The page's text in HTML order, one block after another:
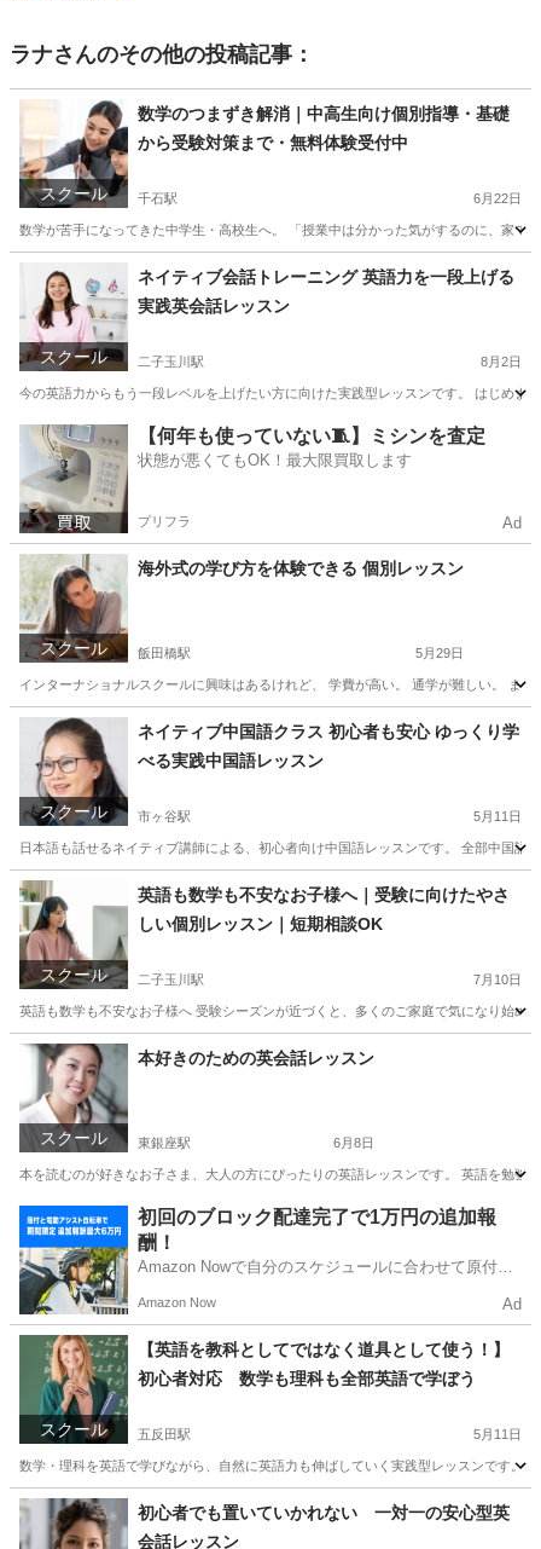
ラナさんのその他の投稿記事：
スクール
数学のつまずき解消｜中高生向け個別指導・基礎
から受験対策まで・無料体験受付中
千石駅 6月22日
数学が苦手になってきた中学生・高校生へ。 「授業中は分かった気がするのに、家
千石駅 家庭教師
スクール
ネイティブ会話トレーニング 英語力を一段上げる
実践英会話レッスン
二子玉川駅 8月2日
今の英語力からもう一段レベルを上げたい方に向けた実践型レッスンです。 はじめ
東京 世田谷区 二子玉川駅 英会話 ネイティブ
【何年も使っていない🧵】ミシンを査定
状態が悪くてもOK！最大限買取します
プリフラ Ad
スクール
海外式の学び方を体験できる 個別レッスン
飯田橋駅 5月29日
インターナショナルスクールに興味はあるけれど、 学費が高い。 通学が難しい。 ま
東京 文京区 飯田橋駅 英会話
スクール
ネイティブ中国語クラス 初心者も安心 ゆっくり学
べる実践中国語レッスン
市ヶ谷駅 5月11日
日本語も話せるネイティブ講師による、初心者向け中国語レッスンです。 全部中国
東京 市ヶ谷駅 中国語 ネイティブ
スクール
英語も数学も不安なお子様へ｜受験に向けたやさ
しい個別レッスン｜短期相談OK
二子玉川駅 7月10日
英語も数学も不安なお子様へ 受験シーズンが近づくと、多くのご家庭で気になり始
東京 世田谷区 二子玉川駅 家庭教師
スクール
本好きのための英会話レッスン
東銀座駅 6月8日
本を読むのが好きなお子さま、大人の方にぴったりの英語レッスンです。 英語を勉
東銀座駅 リーディング 海外
初回のブロック配達完了で1万円の追加報
酬！
Amazon Nowで自分のスケジュールに合わせて原付や
う！
Amazon Now Ad
スクール
【英語を教科としてではなく道具として使う！】
初心者対応 数学も理科も全部英語で学ぼう
五反田駅 5月11日
数学・理科を英語で学びながら、自然に英語力も伸ばしていく実践型レッスンです。
東京 品川区 五反田駅 塾 数学
初心者でも置いていかれない 一対一の安心型英
会話レッスン